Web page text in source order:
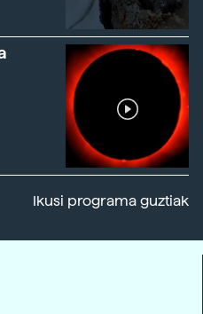
Ikusi programa guztiak